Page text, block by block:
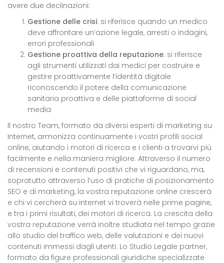
avere due declinazioni:
Gestione delle crisi: si riferisce quando un medico
deve affrontare un’azione legale, arresti o indagini,
errori professionali
Gestione proattiva della reputazione: si riferisce
agli strumenti utilizzati dai medici per costruire e
gestire proattivamente l’identità digitale
riconoscendo il potere della comunicazione
sanitaria proattiva e delle piattaforme di social
media
Il nostro Team, formato da diversi esperti di marketing su
Internet, armonizza continuamente i vostri profili social
online, aiutando i motori di ricerca e i clienti a trovarvi più
facilmente e nella maniera migliore. Attraverso il numero
di recensioni e contenuti positivi che vi riguardano, ma,
sopratutto attraverso l’uso di pratiche di posizionamento
SEO e di marketing, la vostra reputazione online crescerà
e chi vi cercherà su internet vi troverà nelle prime pagine,
e tra i primi risultati, dei motori di ricerca. La crescita della
vostra reputazione verrà inoltre studiata nel tempo grazie
allo studio del traffico web, delle valutazioni e dei nuovi
contenuti immessi dagli utenti. Lo Studio Legale partner,
formato da figure professionali giuridiche specializzate